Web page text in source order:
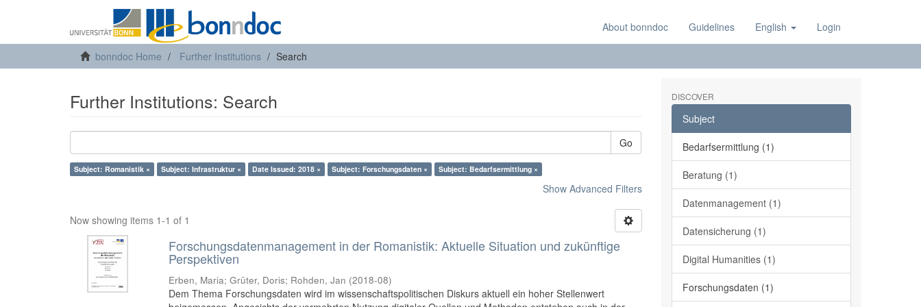
About bonndoc Guidelines English Login
bonndoc Home Further Institutions Search
Further Institutions: Search
Go
Subject: Romanistik × Subject: Infrastruktur × Date Issued: 2018 × Subject: Forschungsdaten × Subject: Bedarfsermittlung ×
Show Advanced Filters
Now showing items 1-1 of 1
Forschungsdatenmanagement in der Romanistik: Aktuelle Situation und zukünftige
Perspektiven
Erben, Maria;Grüter, Doris; Rohden, Jan (2018-08)
Dem Thema Forschungsdaten wird im wissenschaftspolitischen Diskurs aktuell ein hoher Stellenwert
DISCOVER
Subject
Bedarfsermittlung (1)
Beratung (1)
Datenmanagement (1)
Datensicherung (1)
Digital Humanities (1)
Forschungsdaten (1)